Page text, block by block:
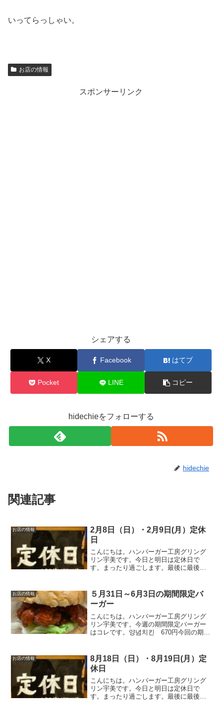
いってらっしゃい。
お店の情報
スポンサーリンク
シェアする
X Facebook はてブ
Pocket LINE コピー
hidechieをフォローする
hidechie
関連記事
お店の情報
2月8日（日）・2月9日(月）定休
日
こんにちは。ハンバーガー工房グリング
リン宇美です。今日と明日は定休日で
す。まったり過ごします。最後に最後ま
になりますように😊いってらっしゃい。
お店の情報
５月31日～6月3日の期間限定バ
ーガー
こんにちは。ハンバーガー工房グリング
リン宇美です。今週の期間限定バーガー
はコレです。양념치킨 670円今回の期間
オリジナルの甘辛いソースとチキンで、
韓国風のチキンバーガ...
お店の情報
8月18日（日）・8月19日(月）定
休日
こんにちは。ハンバーガー工房グリング
リン宇美です。今日と明日は定休日で
す。まったり過ごします。最後に最後ま